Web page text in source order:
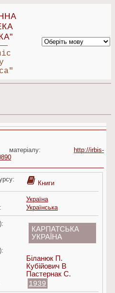
http://irbis-
Книги
Україна
Українська
КАРПАТСЬКА
УКРАЇНА
Біланюк П.
Кубійович В
Пастернак С.
1939